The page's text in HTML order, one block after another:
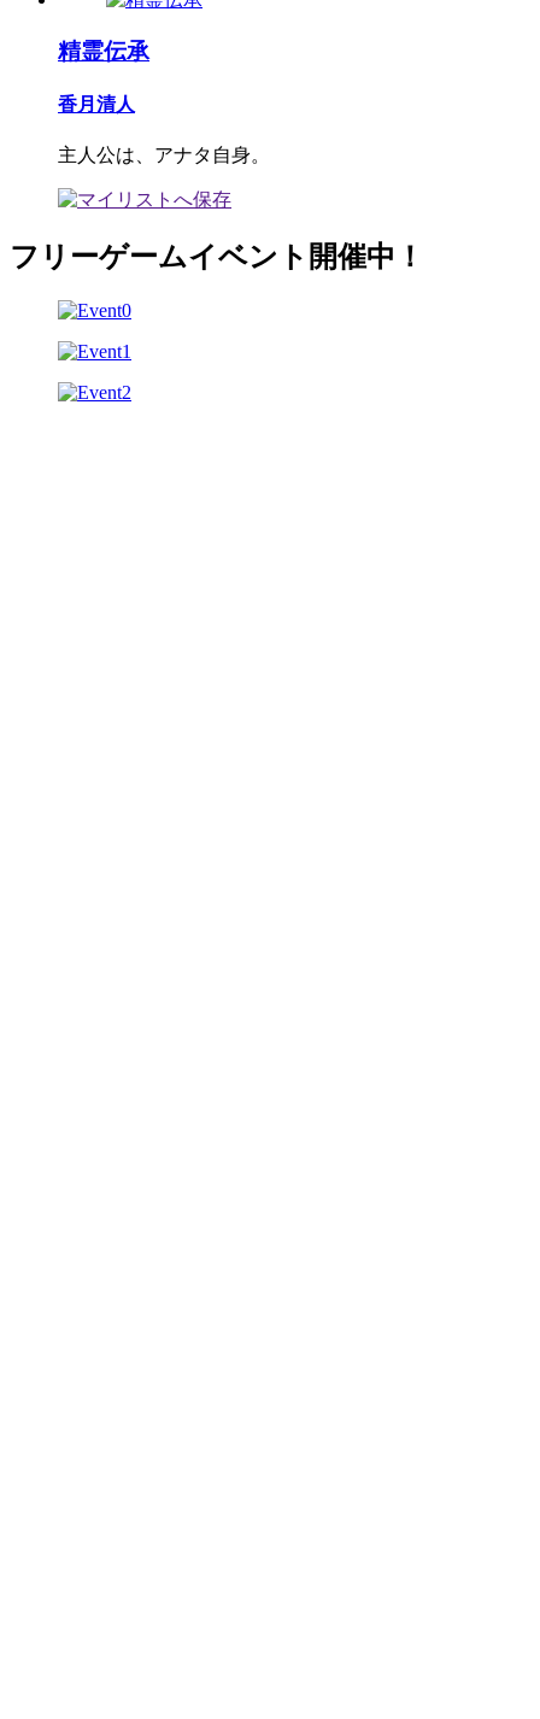
精霊伝承
香月清人
主人公は、アナタ自身。
フリーゲームイベント開催中！